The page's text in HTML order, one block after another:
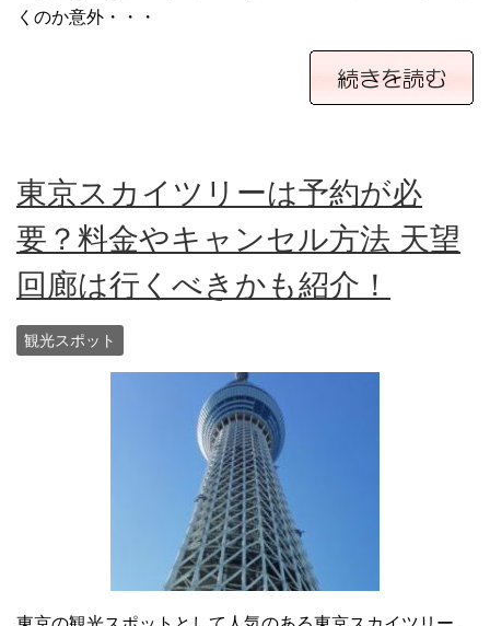
くのか意外・・・
東京スカイツリーは予約が必
要？料金やキャンセル方法 天望
回廊は行くべきかも紹介！
観光スポット